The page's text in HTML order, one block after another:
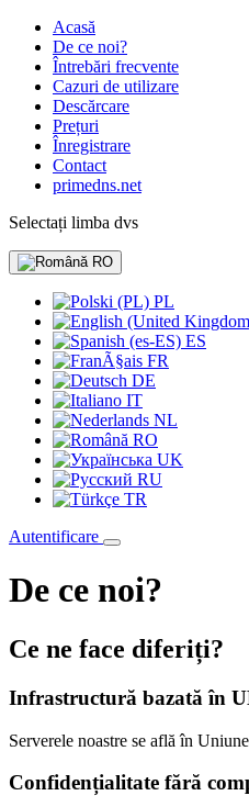
Acasă
De ce noi?
Întrebări frecvente
Cazuri de utilizare
Descărcare
Prețuri
Înregistrare
Contact
primedns.net
Selectați limba dvs
RO
PL
ES
FR
DE
IT
NL
RO
UK
RU
TR
Autentificare
De ce noi?
Ce ne face diferiți?
Infrastructură bazată în
Serverele noastre se află în
Confidențialitate fără